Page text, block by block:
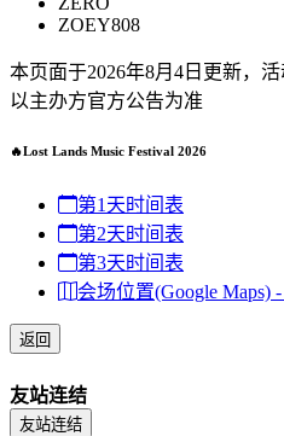
ZOEY808
本页面于2026年8月4日更新，
以主办方官方公告为准
🔥Lost Lands Music Festival 2026
第1天时间表
第2天时间表
第3天时间表
会场位置(Google Maps)
返回
友站连结
友站连结